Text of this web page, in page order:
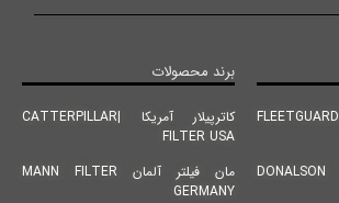
فیلیتگارد آمریکا FLEETGUARD
دونالدسون آمریکا DONALSON
برند محصولات
کاترپیلار آمریکا |CATTERPILLAR
FILTER USA
مان فیلتر آلمان MANN FILTER
GERMANY